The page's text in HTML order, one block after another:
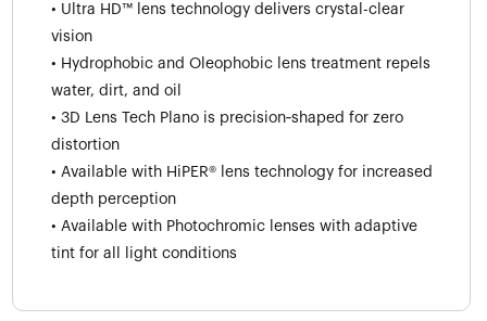
• Ultra HD™ lens technology delivers crystal-clear
vision
• Hydrophobic and Oleophobic lens treatment repels
water, dirt, and oil
• 3D Lens Tech Plano is precision‑shaped for zero
distortion
• Available with HiPER® lens technology for increased
depth perception
• Available with Photochromic lenses with adaptive
tint for all light conditions